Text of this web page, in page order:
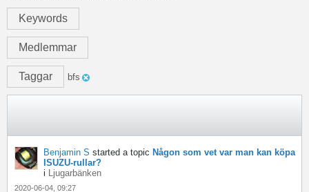
Keywords
Medlemmar
Taggar bfs
Benjamin S started a topic Någon som vet var man kan köpa
ISUZU-rullar?
i Ljugarbänken
2020-06-04, 09:27